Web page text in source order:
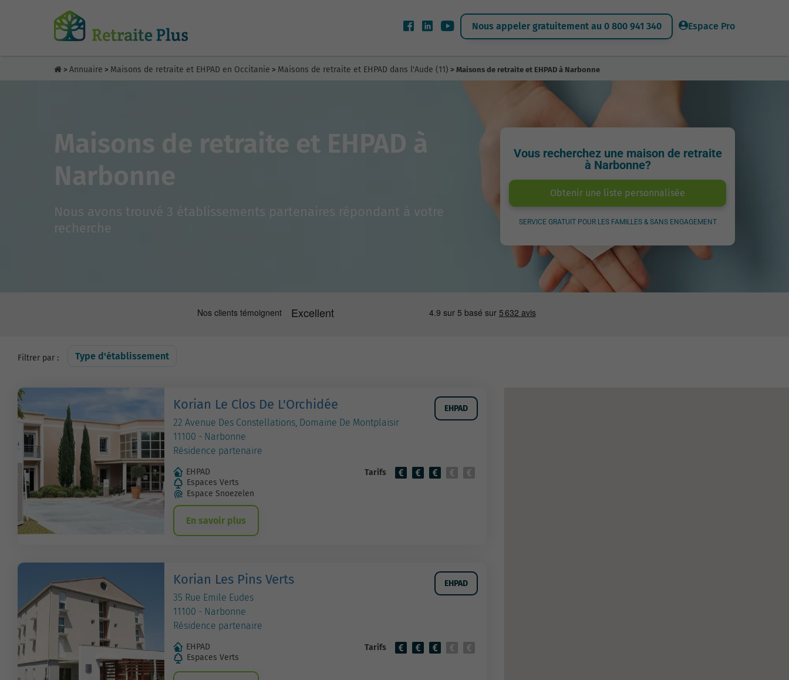
Nous appeler gratuitement au 0 800 941 340 Espace Pro
> Annuaire > Maisons de retraite et EHPAD en Occitanie > Maisons de retraite et EHPAD dans l'Aude (11) > Maisons de retraite et EHPAD à Narbonne
Maisons de retraite et EHPAD à
Narbonne
Nous avons trouvé 3 établissements partenaires répondant à votre
recherche
Vous recherchez une maison de retraite
à Narbonne?
Obtenir une liste personnalisée
SERVICE GRATUIT POUR LES FAMILLES & SANS ENGAGEMENT
Filtrer par : Type d'établissement
Korian Le Clos De L'Orchidée
22 Avenue Des Constellations, Domaine De Montplaisir
11100 - Narbonne
Résidence partenaire
EHPAD
EHPAD
Espaces Verts
Espace Snoezelen
Tarifs
En savoir plus
Korian Les Pins Verts
35 Rue Emile Eudes
11100 - Narbonne
Résidence partenaire
EHPAD
EHPAD
Espaces Verts
Tarifs